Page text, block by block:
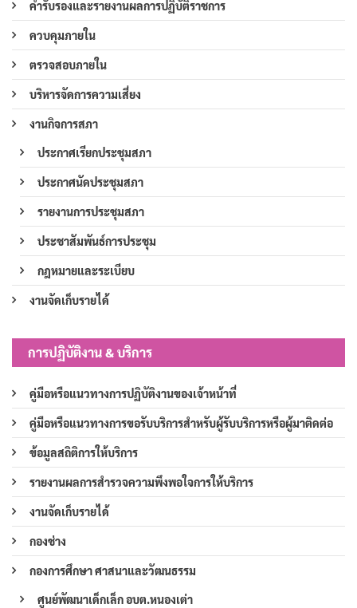
คำรับรองและรายงานผลการปฏิบัติราชการ
ควบคุมภายใน
ตรวจสอบภายใน
บริหารจัดการความเสี่ยง
งานกิจการสภา
ประกาศเรียกประชุมสภา
ประกาศนัดประชุมสภา
รายงานการประชุมสภา
ประชาสัมพันธ์การประชุม
กฎหมายและระเบียบ
งานจัดเก็บรายได้
การปฏิบัติงาน & บริการ
คู่มือหรือแนวทางการปฏิบัติงานของเจ้าหน้าที่
คู่มือหรือแนวทางการขอรับบริการสำหรับผู้รับบริการหรือผู้มาติดต่อ
ข้อมูลสถิติการให้บริการ
รายงานผลการสำรวจความพึงพอใจการให้บริการ
งานจัดเก็บรายได้
กองช่าง
กองการศึกษา ศาสนาและวัฒนธรรม
ศูนย์พัฒนาเด็กเล็ก อบต.หนองเต่า